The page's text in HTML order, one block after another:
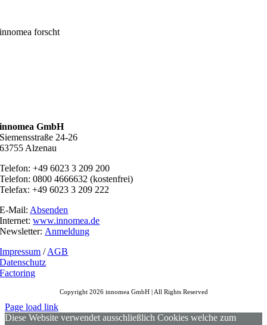
innomea forscht
innomea GmbH
Siemensstraße 24-26
63755 Alzenau
Telefon: +49 6023 3 209 200
Telefon: 0800 4666632 (kostenfrei)
Telefax: +49 6023 3 209 222
E-Mail: Absenden
Internet:www.innomea.de
Newsletter: Anmeldung
Impressum /AGB
Datenschutz
Factoring
Copyright 2026 innomea GmbH | All Rights Reserved
Page load link
Diese Website verwendet ausschließlich Cookies welche zum